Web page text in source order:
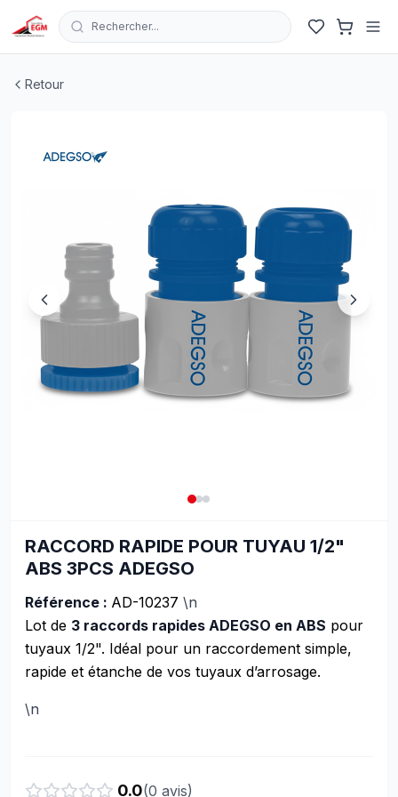
Rechercher...
Retour
RACCORD RAPIDE POUR TUYAU 1/2"
ABS 3PCS ADEGSO
Référence : AD-10237 \n
Lot de 3 raccords rapides ADEGSO en ABS pour
tuyaux 1/2". Idéal pour un raccordement simple,
rapide et étanche de vos tuyaux d’arrosage.
\n
0.0(0 avis)